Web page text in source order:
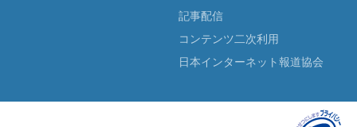
記事配信
コンテンツ二次利用
日本インターネット報道協会